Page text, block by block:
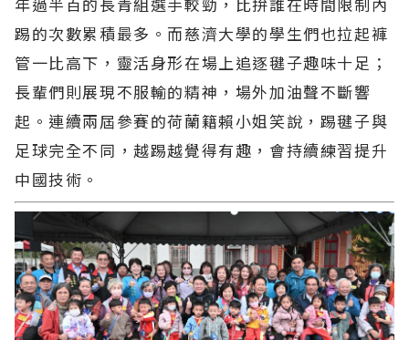
踢的次數累積最多。而慈濟大學的學生們也拉起褲
管一比高下，靈活身形在場上追逐毽子趣味十足；
長輩們則展現不服輸的精神，場外加油聲不斷響
起。連續兩屆參賽的荷蘭籍賴小姐笑說，踢毽子與
足球完全不同，越踢越覺得有趣，會持續練習提升
中國技術。